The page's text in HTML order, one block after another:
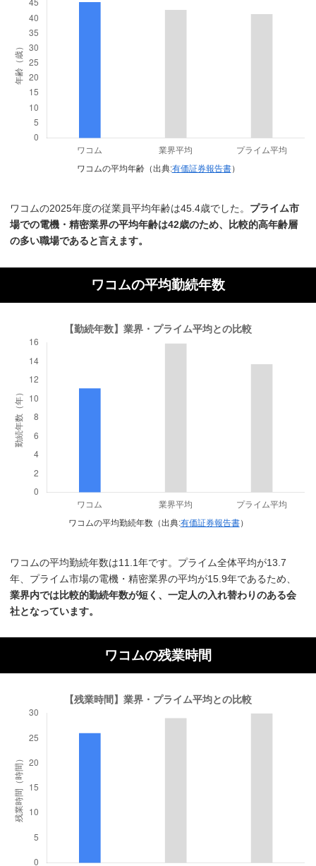
ワコムの平均年齢（出典:有価証券報告書）
ワコムの2025年度の従業員平均年齢は45.4歳でした。 プライム市
場での電機・精密業界の平均年齢は42歳のため、比較的高年齢層
の多い職場であると言えます。
ワコムの平均勤続年数
ワコムの平均勤続年数（出典:有価証券報告書）
ワコムの平均勤続年数は11.1年です。プライム全体平均が13.7
年、プライム市場の電機・精密業界の平均が15.9年であるため、
業界内では比較的勤続年数が短く、一定人の入れ替わりのある会
社となっています。
ワコムの残業時間